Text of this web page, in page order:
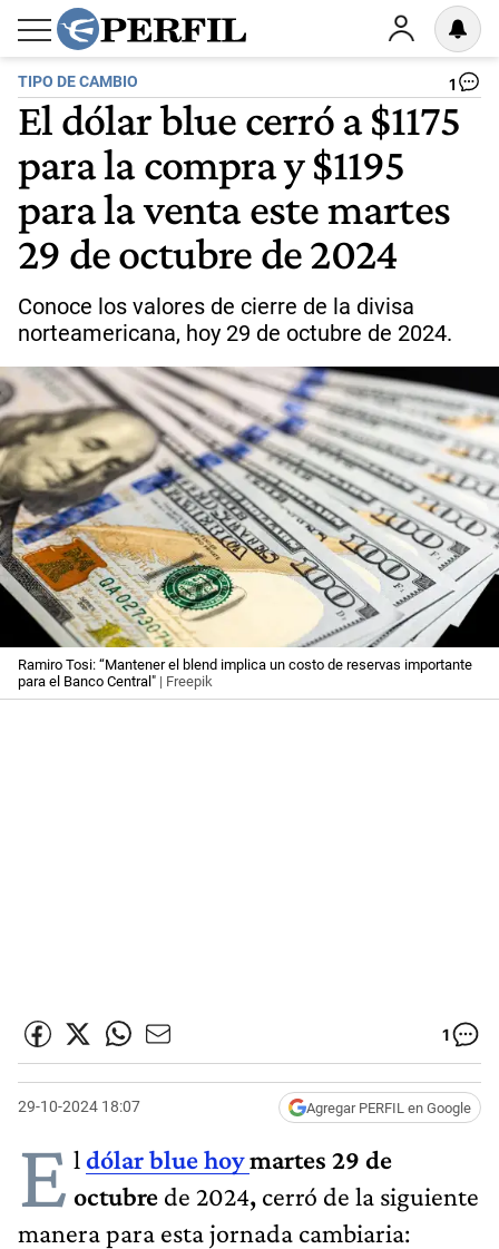
TIPO DE CAMBIO 1
El dólar blue cerró a $1175
para la compra y $1195
para la venta este martes
29 de octubre de 2024
Conoce los valores de cierre de la divisa
norteamericana, hoy 29 de octubre de 2024.
Ramiro Tosi: “Mantener el blend implica un costo de reservas importante
para el Banco Central" | Freepik
1
29-10-2024 18:07 Agregar PERFIL en Google
E l dólar blue hoymartes 29 de
octubre de 2024, cerró de la siguiente
manera para esta jornada cambiaria: